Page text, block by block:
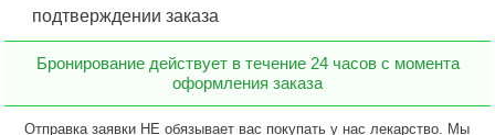
подтверждении заказа
Бронирование действует в течение 24 часов с момента
оформления заказа
Отправка заявки НЕ обязывает вас покупать у нас лекарство. Мы